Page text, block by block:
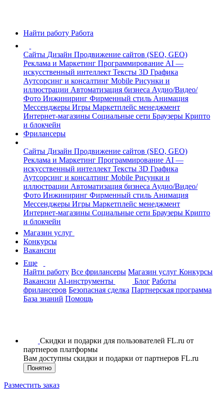
Найти работу Работа
Сайты Дизайн Продвижение сайтов (SEO, GEO)
Реклама и Маркетинг Программирование AI —
искусственный интеллект Тексты 3D Графика
Аутсорсинг и консалтинг Mobile Рисунки и
иллюстрации Автоматизация бизнеса Аудио/Видео/
Фото Инжиниринг Фирменный стиль Анимация
Мессенджеры Игры Маркетплейс менеджмент
Интернет-магазины Социальные сети Браузеры Крипто
и блокчейн
Фрилансеры
Сайты Дизайн Продвижение сайтов (SEO, GEO)
Реклама и Маркетинг Программирование AI —
искусственный интеллект Тексты 3D Графика
Аутсорсинг и консалтинг Mobile Рисунки и
иллюстрации Автоматизация бизнеса Аудио/Видео/
Фото Инжиниринг Фирменный стиль Анимация
Мессенджеры Игры Маркетплейс менеджмент
Интернет-магазины Социальные сети Браузеры Крипто
и блокчейн
Магазин услуг
Конкурсы
Вакансии
Еще
Найти работу Все фрилансеры Магазин услуг Конкурсы
Вакансии AI-инструменты Блог Работы
фрилансеров Безопасная сделка Партнерская программа
База знаний Помощь
Скидки и подарки для пользователей FL.ru от
партнеров платформы
Вам доступны скидки и подарки от партнеров FL.ru
Понятно
Разместить заказ